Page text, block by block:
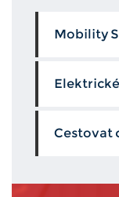
Mobility
Cestovat